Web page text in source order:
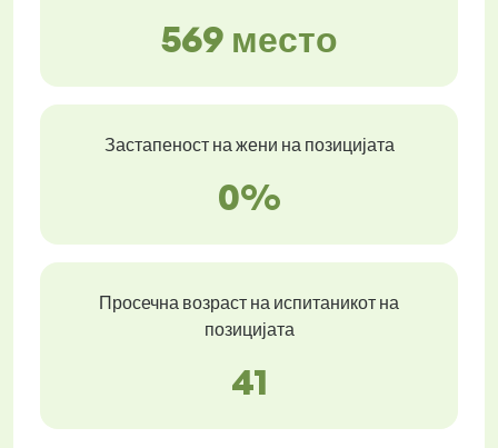
569 место
Застапеност на жени на позицијата
0%
Просечна возраст на испитаникот на
позицијата
41